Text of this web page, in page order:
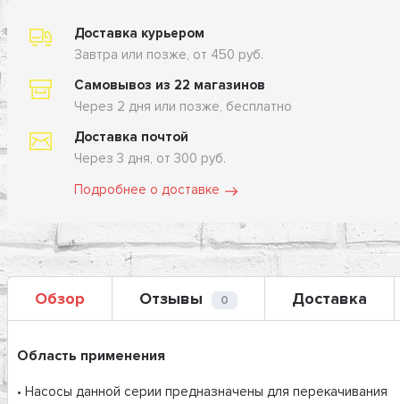
Доставка курьером
Завтра или позже, от 450 руб.
Самовывоз из 22 магазинов
Через 2 дня или позже, бесплатно
Доставка почтой
Через 3 дня, от 300 руб.
Подробнее о доставке
Обзор Отзывы 0 Доставка
Область применения
• Насосы данной серии предназначены для перекачивания